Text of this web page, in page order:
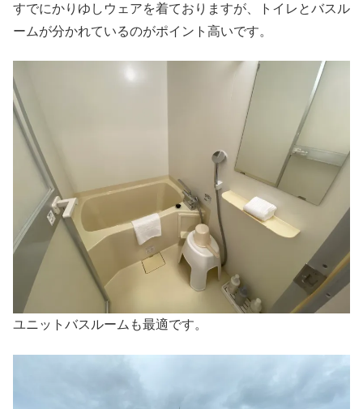
すでにかりゆしウェアを着ておりますが、トイレとバスル
ームが分かれているのがポイント高いです。
ユニットバスルームも最適です。